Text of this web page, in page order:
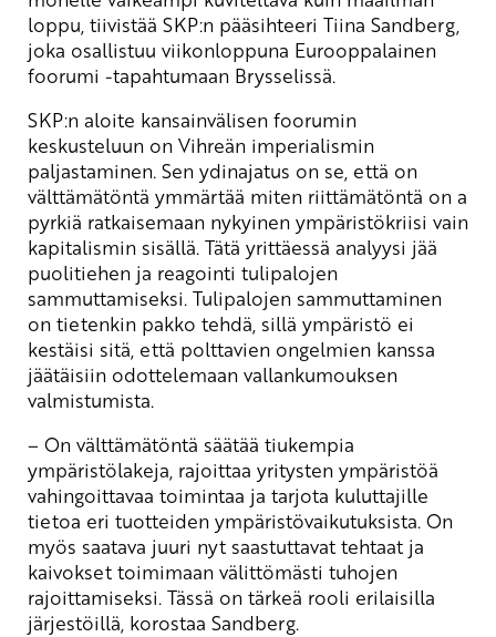
loppu, tiivistää SKP:n pääsihteeri Tiina Sandberg,
joka osallistuu viikonloppuna Eurooppalainen
foorumi -tapahtumaan Brysselissä.
SKP:n aloite kansainvälisen foorumin
keskusteluun on Vihreän imperialismin
paljastaminen. Sen ydinajatus on se, että on
välttämätöntä ymmärtää miten riittämätöntä on a
pyrkiä ratkaisemaan nykyinen ympäristökriisi vain
kapitalismin sisällä. Tätä yrittäessä analyysi jää
puolitiehen ja reagointi tulipalojen
sammuttamiseksi. Tulipalojen sammuttaminen
on tietenkin pakko tehdä, sillä ympäristö ei
kestäisi sitä, että polttavien ongelmien kanssa
jäätäisiin odottelemaan vallankumouksen
valmistumista.
– On välttämätöntä säätää tiukempia
ympäristölakeja, rajoittaa yritysten ympäristöä
vahingoittavaa toimintaa ja tarjota kuluttajille
tietoa eri tuotteiden ympäristövaikutuksista. On
myös saatava juuri nyt saastuttavat tehtaat ja
kaivokset toimimaan välittömästi tuhojen
rajoittamiseksi. Tässä on tärkeä rooli erilaisilla
järjestöillä, korostaa Sandberg.